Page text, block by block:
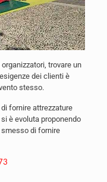
trovare un
dei clienti è
stesso.
di fornire attrezzature
è evoluta proponendo
di fornire